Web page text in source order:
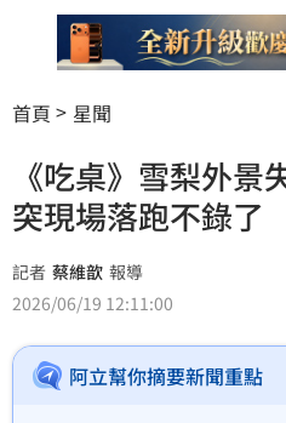
首頁 星聞
《吃桌》雪梨外景
突現場落跑不錄
記者 蔡維歆 報導
2026/06/19 12:11:00
阿立幫你摘要新聞重點